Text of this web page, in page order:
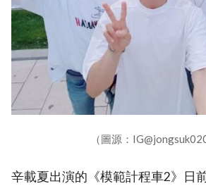
（圖源：
辛載夏出演的《模範計程車2》日